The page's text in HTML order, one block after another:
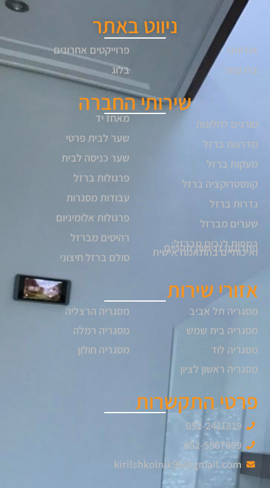
ניווט באתר
אודותנו
צרו קשר
פרוייקטים אחרונים
בלוג
שירותי החברה
סורגים לחלונות
מדרגות ברזל
מעקות ברזל
קונסטרוקציה ברזל
גדרות ברזל
שערים מברזל
רמפות לנכים מברזל:
פתרונות נגישות תקניים
ואיכותיים בהתאמה אישית
מאחז יד
שער לבית פרטי
שער כניסה לבית
פרגולות ברזל
עבודות מסגרות
פרגולות אלומיניום
רהיטים מברזל
סולם ברזל חיצוני
אזורי שירות
מסגריה תל אביב
מסגריה בית שמש
מסגריה לוד
מסגריה ראשון לציון
מסגריה הרצליה
מסגריה רמלה
מסגריה חולון
פרטי התקשרות
052-2411819
052-5507809
kirilshkolnik96@gmail.com